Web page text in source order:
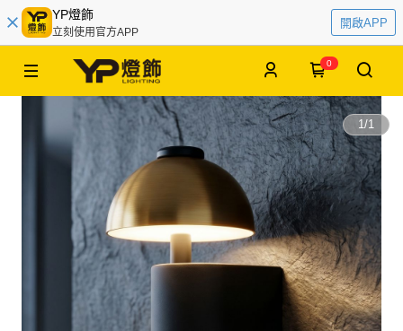
YP燈飾
立刻使用官方APP
開啟APP
0
1/1